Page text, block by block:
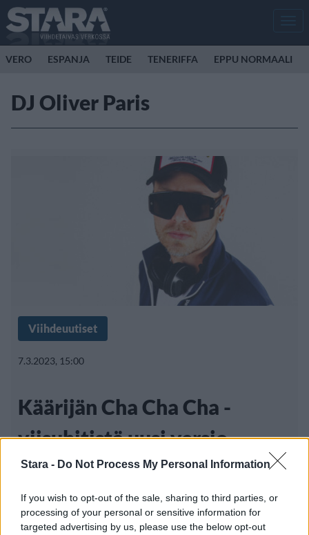
Stara - Do Not Process My Personal Information
If you wish to opt-out of the sale, sharing to third parties, or
processing of your personal or sensitive information for
targeted advertising by us, please use the below opt-out
VERO ESPANJA TEIDE TENERIFFA EPPU NORMAALI
DJ Oliver Paris
Viihdeuutiset
7.3.2023, 15:00
Käärijän Cha Cha Cha -
viisuhitistä uusi versio –
todellista tykitystä
Suomen edustuskappaleeksi Liverpoolin